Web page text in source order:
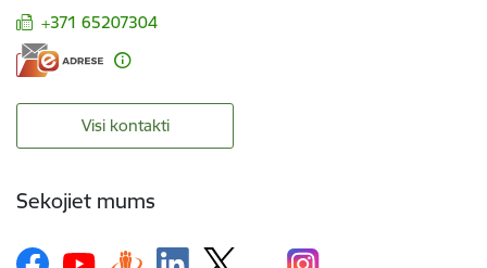
+371 65207304
Visi kontakti
Sekojiet mums